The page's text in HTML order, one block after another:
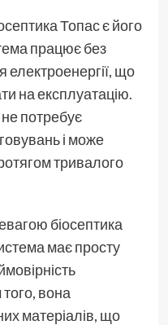
Топас є його
працює без
електроенергії, що
на експлуатацію.
не потребує
і може
тривалого
біосептика
має просту
вона
матеріалів, що